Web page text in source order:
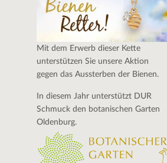
Mit dem Erwerb dieser Kette
unterstützen Sie unsere Aktion
gegen das Aussterben der Bienen.
In diesem Jahr unterstützt DUR
Schmuck den botanischen Garten
Oldenburg.